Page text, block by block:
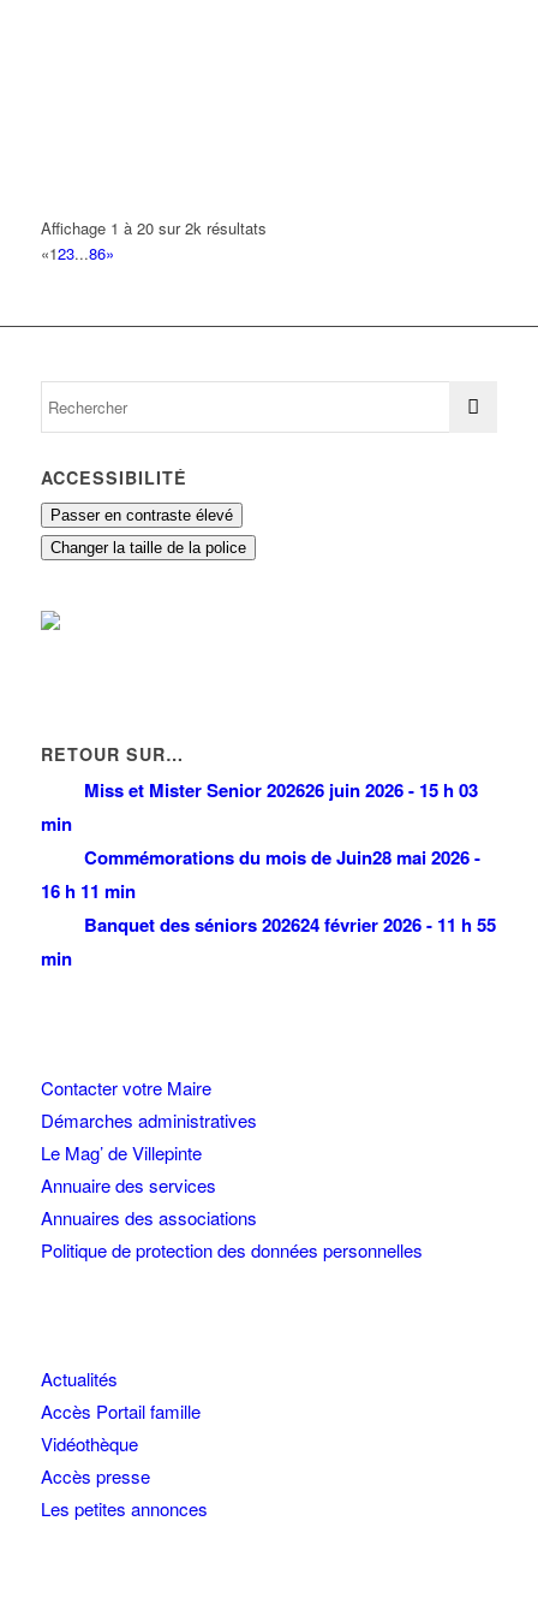
BROGUY MAX JOSEPH
2 Allée des Abeilles 93420 VILLEPINTE
Affichage 1 à 20 sur 2k résultats
«123...86»
ACCESSIBILITÉ
Passer en contraste élevé
Changer la taille de la police
RETOUR SUR…
Miss et Mister Senior 202626 juin 2026 - 15 h 03
min
Commémorations du mois de Juin28 mai 2026 -
16 h 11 min
Banquet des séniors 202624 février 2026 - 11 h 55
min
Contacter votre Maire
Démarches administratives
Le Mag’ de Villepinte
Annuaire des services
Annuaires des associations
Politique de protection des données personnelles
Actualités
Accès Portail famille
Vidéothèque
Accès presse
Les petites annonces